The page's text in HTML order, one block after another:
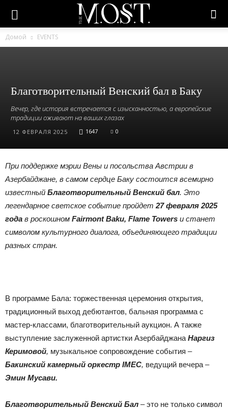
Домой EVENTS
Благотворительный Венский бал в Баку
Вечер, где история встречается с изысканностью, а европейские
традиции оживают на ваших глазах
12 ФЕВРАЛЯ 2025 1647 0
При поддержке мэрии Вены и посольства Австрии в
Азербайджане, в самом сердце Баку состоится всемирно
известный Благотворительный Венский бал. Это
легендарное светское событие пройдет 27 февраля 2025
года в роскошном Fairmont Baku, Flame Towers и станет
символом культурного диалога, объединяющего традиции
разных стран.
В программе Бала: торжественная церемония открытия,
традиционный выход дебютантов, бальная программа с
мастер-классами, благотворительный аукцион. А также
выступление заслуженной артистки Азербайджана Наргиз
Керимовой, музыкальное сопровождение события –
Бакинский камерный оркестр IMEC, ведущий вечера –
Эмин Мусави.
Благотворительный Венский Бал – это не только символ